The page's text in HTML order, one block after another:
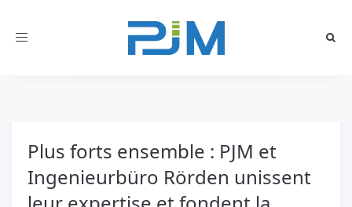
Toggle
Plus forts ensemble : PJM et
Ingenieurbüro Rörden unissent